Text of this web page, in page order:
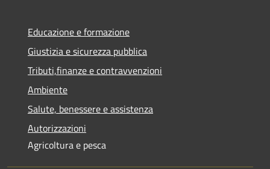
Educazione e formazione
Giustizia e sicurezza pubblica
Tributi,finanze e contravvenzioni
Ambiente
Salute, benessere e assistenza
Autorizzazioni
Agricoltura e pesca